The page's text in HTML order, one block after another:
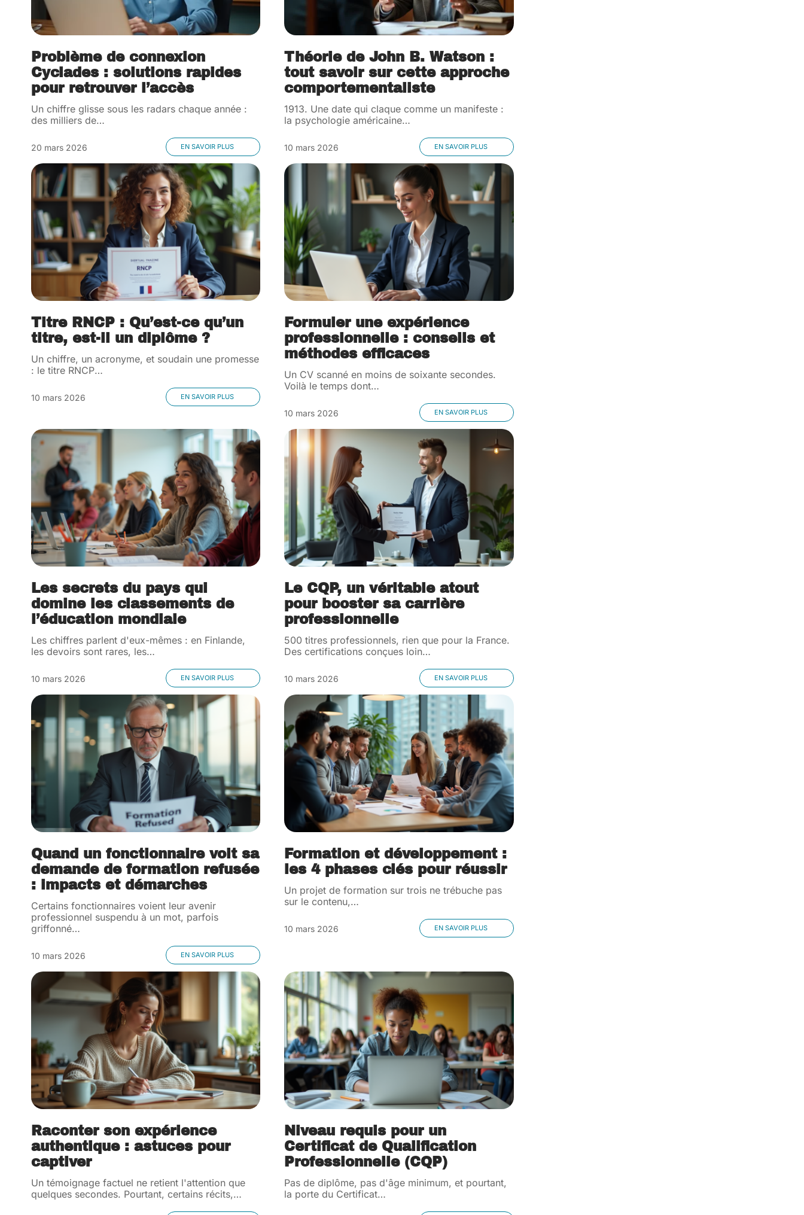
Problème de connexion
Cyclades : solutions rapides
pour retrouver l’accès
Un chiffre glisse sous les radars chaque année :
des milliers de…
20 mars 2026 EN SAVOIR PLUS
Théorie de John B. Watson :
tout savoir sur cette approche
comportementaliste
1913. Une date qui claque comme un manifeste :
la psychologie américaine…
10 mars 2026 EN SAVOIR PLUS
Titre RNCP : Qu’est-ce qu’un
titre, est-il un diplôme ?
Un chiffre, un acronyme, et soudain une promesse
: le titre RNCP…
10 mars 2026 EN SAVOIR PLUS
Formuler une expérience
professionnelle : conseils et
méthodes efficaces
Un CV scanné en moins de soixante secondes.
Voilà le temps dont…
10 mars 2026 EN SAVOIR PLUS
Les secrets du pays qui
domine les classements de
l’éducation mondiale
Les chiffres parlent d'eux-mêmes : en Finlande,
les devoirs sont rares, les…
10 mars 2026 EN SAVOIR PLUS
Le CQP, un véritable atout
pour booster sa carrière
professionnelle
500 titres professionnels, rien que pour la France.
Des certifications conçues loin…
10 mars 2026 EN SAVOIR PLUS
Quand un fonctionnaire voit sa
demande de formation refusée
: impacts et démarches
Certains fonctionnaires voient leur avenir
professionnel suspendu à un mot, parfois
griffonné…
10 mars 2026 EN SAVOIR PLUS
Formation et développement :
les 4 phases clés pour réussir
Un projet de formation sur trois ne trébuche pas
sur le contenu,…
10 mars 2026 EN SAVOIR PLUS
Raconter son expérience
authentique : astuces pour
captiver
Un témoignage factuel ne retient l'attention que
quelques secondes. Pourtant, certains récits,…
Niveau requis pour un
Certificat de Qualification
Professionnelle (CQP)
Pas de diplôme, pas d'âge minimum, et pourtant,
la porte du Certificat…